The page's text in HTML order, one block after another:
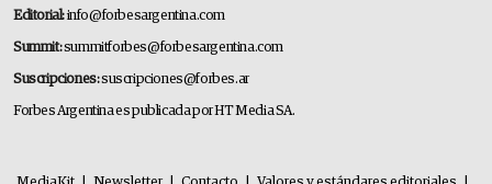
Editorial:info@forbesargentina.com
Summit:summitforbes@forbesargentina.com
Suscripciones:suscripciones@forbes.ar
Forbes Argentina es publicada por HT Media SA.